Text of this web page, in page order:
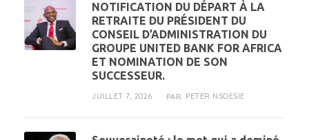
NOTIFICATION DU DÉPART À LA
RETRAITE DU PRÉSIDENT DU
CONSEIL D’ADMINISTRATION DU
GROUPE UNITED BANK FOR AFRICA
ET NOMINATION DE SON
SUCCESSEUR.
JUILLET 7, 2026 PAR PETER NSOESIE